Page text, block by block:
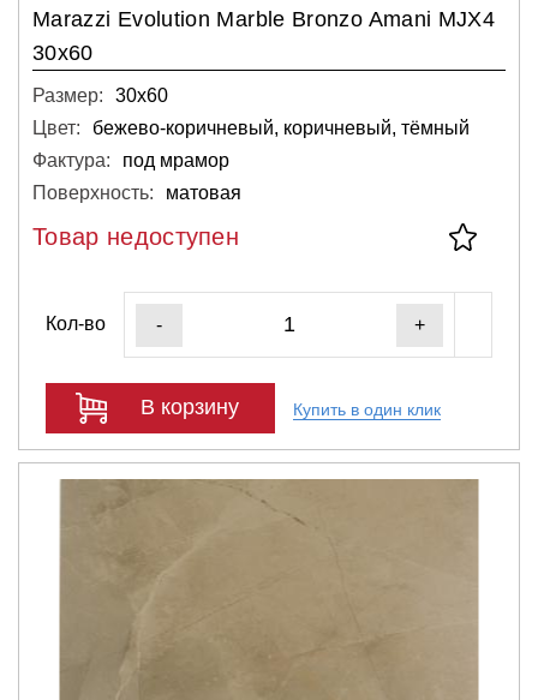
Marazzi Evolution Marble Bronzo Amani MJX4
30x60
Размер:
30х60
Цвет:
бежево-коричневый, коричневый, тёмный
Фактура:
под мрамор
Поверхность:
матовая
Товар недоступен
Кол-во - +
В корзину Купить в один клик